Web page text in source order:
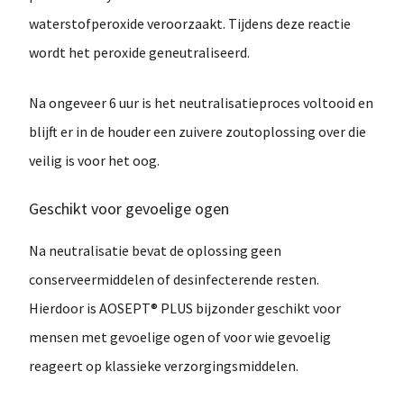
waterstofperoxide veroorzaakt. Tijdens deze reactie
wordt het peroxide geneutraliseerd.
Na ongeveer6 uur is het neutralisatieproces voltooid en
blijft er in de houder een zuivere zoutoplossing over die
veilig is voor het oog.
Geschikt voor gevoelige ogen
Na neutralisatie bevat de oplossing geen
conserveermiddelen of desinfecterende resten.
Hierdoor is AOSEPT® PLUS bijzonder geschikt voor
mensen metgevoelige ogen of voor wie gevoelig
reageert op klassieke verzorgingsmiddelen.